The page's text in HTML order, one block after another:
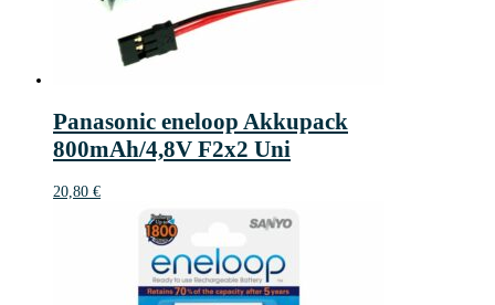
Panasonic eneloop Akkupack
800mAh/4,8V F2x2 Uni
20,80 €